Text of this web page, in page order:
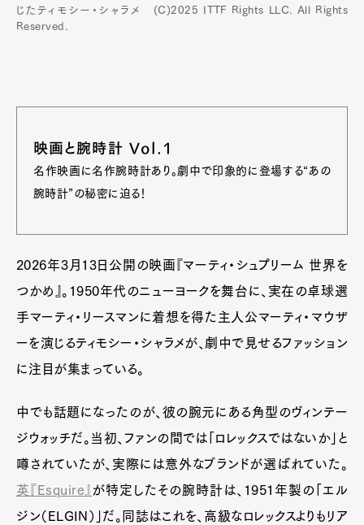
じたティモシー・シャラメ (C)2025 ITTF Rights LLC. All Rights
Reserved.
映画と腕時計 Vol.1
名作映画に名作腕時計あり。劇中で印象的に登場する“あの
腕時計”の秘密に迫る！
2026年3月13日公開の映画『マーティ・シュプリーム 世界を
つかめ』。1950年代のニューヨークを舞台に、実在の卓球選
手マーティ・リースマンに着想を得た主人公マーティ・マウザ
ーを演じるティモシー・シャラメが、劇中で見せるファッション
に注目が集まっている。
中でも話題になったのが、彼の腕元にある角型のヴィンテー
ジウォッチだ。当初、ファンの間では「ロレックスではないか」と
噂されていたが、実際には意外なブランドが選ばれていた。
英『Esquire』 が特定したその腕時計は、1951年製の「エル
ジン（ELGIN）」だ。同誌はこれを、高級なロレックスよりもリア